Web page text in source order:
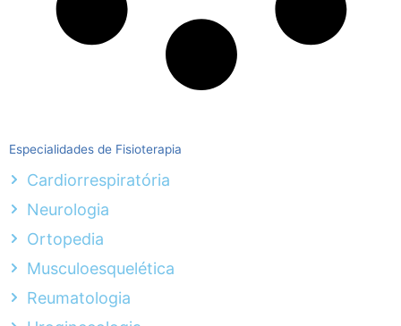
Especialidades de Fisioterapia
Cardiorrespiratória
Neurologia
Ortopedia
Musculoesquelética
Reumatologia